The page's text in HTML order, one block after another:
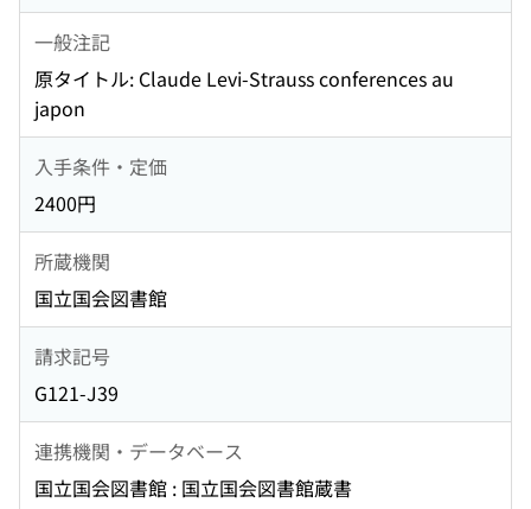
一般注記
原タイトル: Claude Levi-Strauss conferences au
japon
入手条件・定価
2400円
所蔵機関
国立国会図書館
請求記号
G121-J39
連携機関・データベース
国立国会図書館 : 国立国会図書館蔵書